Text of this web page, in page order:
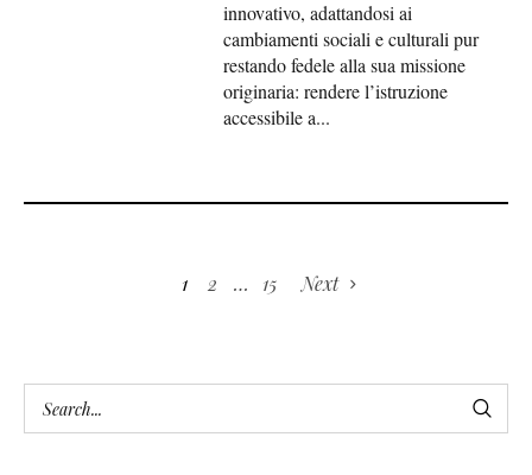
innovativo, adattandosi ai
cambiamenti sociali e culturali pur
restando fedele alla sua missione
originaria: rendere l’istruzione
accessibile a...
1 2 … 15 Next